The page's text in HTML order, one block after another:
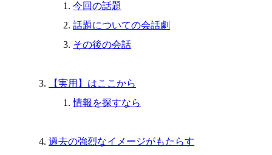
今回の話題
話題についての会話劇
その後の会話
【実用】はここから
情報を探すなら
過去の強烈なイメージがもたらす